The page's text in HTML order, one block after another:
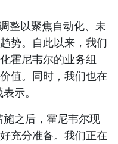
整以聚焦自动化、未
势。自此以来，我们
霍尼韦尔的业务组
值。同时，我们也在
表示。
之后，霍尼韦尔现
充分准备。我们正在